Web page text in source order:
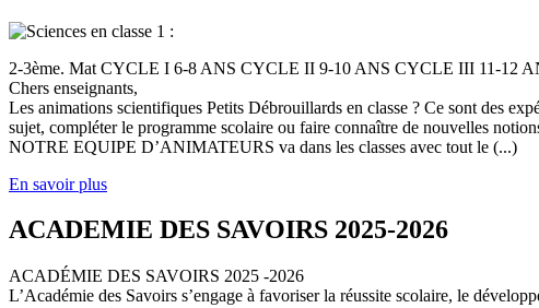
2-3ème. Mat CYCLE I 6-8 ANS CYCLE II 9-10 ANS CYCLE III 11-12
Chers enseignants,
Les animations scientifiques Petits Débrouillards en classe ? Ce sont des
sujet, compléter le programme scolaire ou faire connaître de nouvelles
NOTRE EQUIPE D’ANIMATEURS va dans les classes avec tout le (...)
En savoir plus
ACADEMIE DES SAVOIRS 2025-2026
ACADÉMIE DES SAVOIRS 2025 -2026
L’Académie des Savoirs s’engage à favoriser la réussite scolaire, le